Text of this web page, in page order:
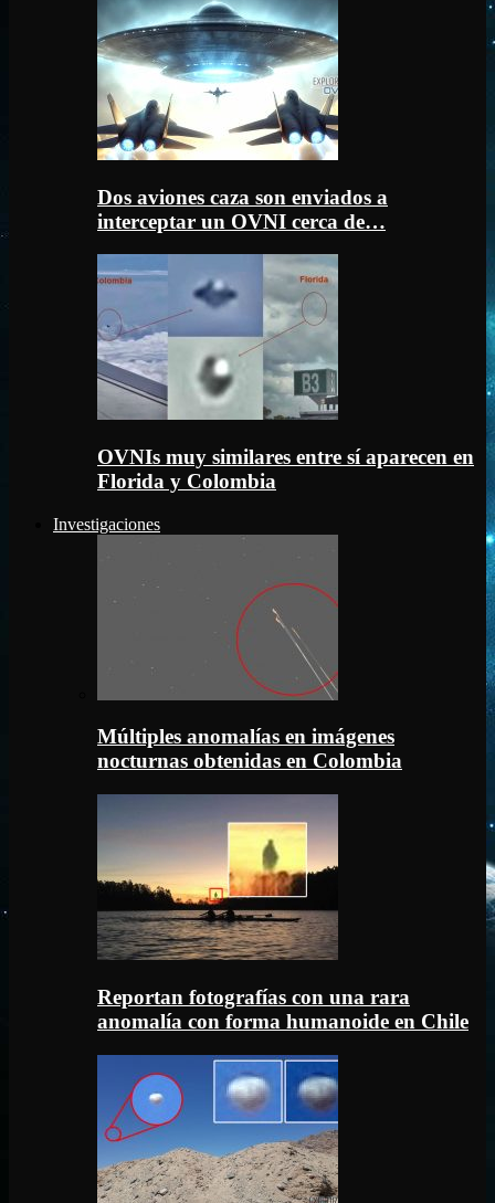
Dos aviones caza son enviados a
interceptar un OVNI cerca de…
OVNIs muy similares entre sí aparecen en
Florida y Colombia
Investigaciones
Múltiples anomalías en imágenes
nocturnas obtenidas en Colombia
Reportan fotografías con una rara
anomalía con forma humanoide en Chile